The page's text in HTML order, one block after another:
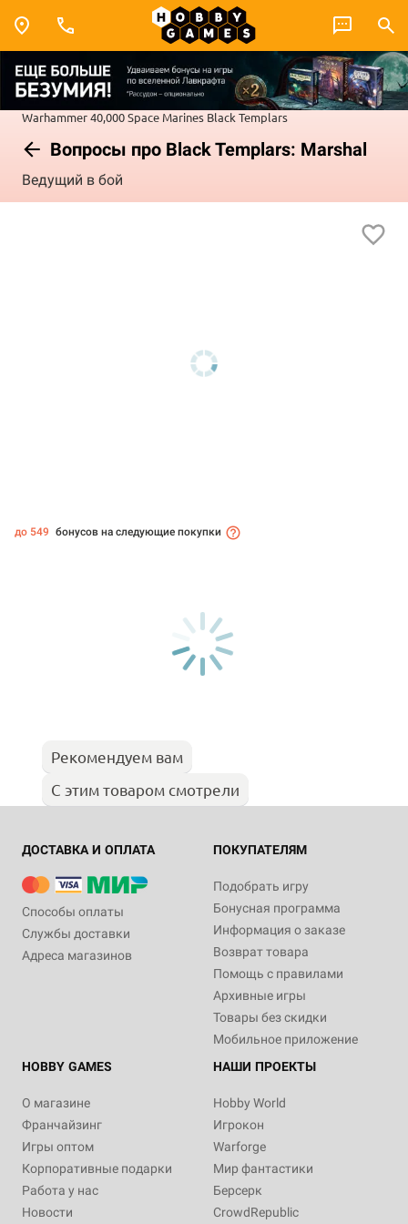
Warhammer 40,000Space Marines Black Templars
Вопросы про Black Templars: Marshal
Ведущий в бой
до 549 бонусов на следующие покупки
Рекомендуем вам
С этим товаром смотрели
ДОСТАВКА И ОПЛАТА
Способы оплаты
Службы доставки
Адреса магазинов
ПОКУПАТЕЛЯМ
Подобрать игру
Бонусная программа
Информация о заказе
Возврат товара
Помощь с правилами
Архивные игры
Товары без скидки
Мобильное приложение
HOBBY GAMES
О магазине
Франчайзинг
Игры оптом
Корпоративные подарки
Работа у нас
Новости
НАШИ ПРОЕКТЫ
Hobby World
Игрокон
Warforge
Мир фантастики
Берсерк
CrowdRepublic